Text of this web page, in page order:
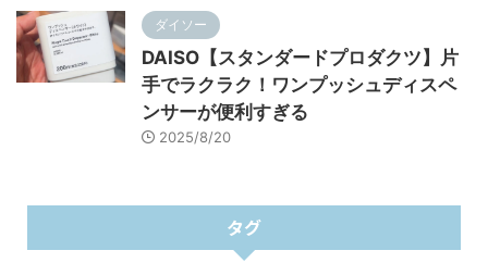
ダイソー
DAISO【スタンダードプロダクツ】片
手でラクラク！ワンプッシュディスペ
ンサーが便利すぎる
2025/8/20
タグ